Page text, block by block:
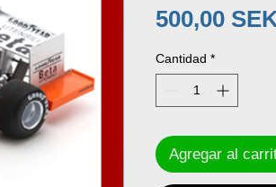
500,00
Cantidad *
Agregar al